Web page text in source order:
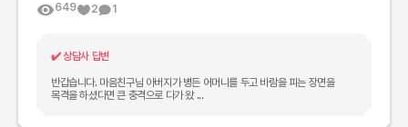
649 2 1
✔️상담사 답변
반갑습니다. 마음친구님 아버지가 병든 어머니를 두고 바람을 피는 장면을
목격을 하셨다면 큰 충격으로 다가 왔 ...